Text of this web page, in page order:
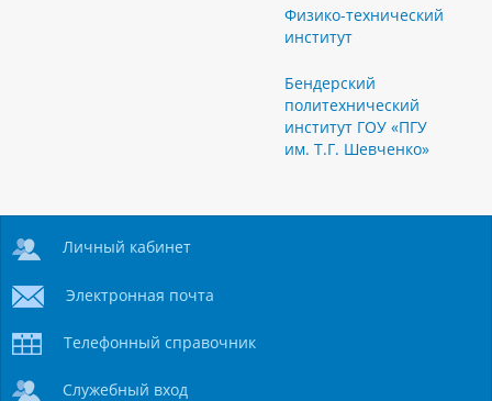
Физико-технический
институт
Бендерский
политехнический
институт ГОУ «ПГУ
им. Т.Г. Шевченко»
Личный кабинет
Электронная почта
Телефонный справочник
Служебный вход